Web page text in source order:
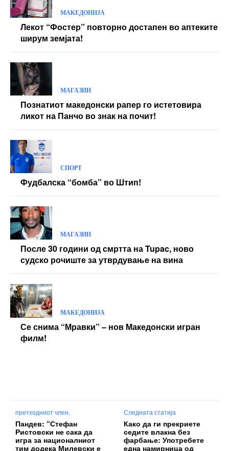
МАКЕДОНИЈА
Лекот “Фостер” повторно достапен во аптеките
ширум земјата!
МАГАЗИН
Познатиот македонски рапер го истетовира
ликот на Панчо во знак на почит!
СПОРТ
Фудбалска “бомба” во Штип!
МАГАЗИН
После 30 години од смртта на Tupac, ново
судско рочиште за утврдување на вина
МАКЕДОНИЈА
Се снима “Мравки” – нов Македонски игран
филм!
претходниот член,
Пандев: “Стефан
Ристовски не сака да
игра за националниот
тим додека Милевски е
Следната статија
Како да ги прекриете
седите влакна без
фарбање: Употребете
една намирница од